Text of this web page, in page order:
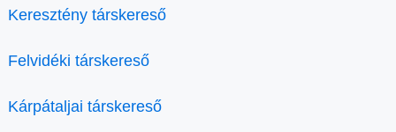
Keresztény társkereső
Felvidéki társkereső
Kárpátaljai társkereső